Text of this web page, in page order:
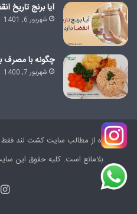
آیا برنج تاریخ
شهریور 6, 1401
چگونه با مصرف
شهریور 7, 1400
استفاده از مطالب سایت کشت لند فقط
بلامانع است. کليه حقوق اين